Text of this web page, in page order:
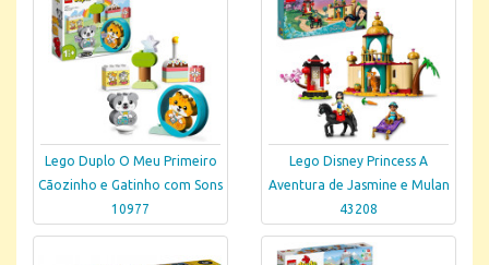
Lego Duplo O Meu Primeiro
Cãozinho e Gatinho com Sons
10977
Lego Disney Princess A
Aventura de Jasmine e Mulan
43208